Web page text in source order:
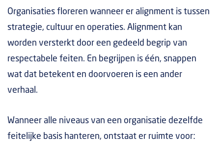
Organisaties floreren wanneer er alignment is tussen
strategie, cultuur en operaties. Alignment kan
worden versterkt door een gedeeld begrip van
respectabele feiten. En begrijpen is één, snappen
wat dat betekent en doorvoeren is een ander
verhaal.
Wanneer alle niveaus van een organisatie dezelfde
feitelijke basis hanteren, ontstaat er ruimte voor: